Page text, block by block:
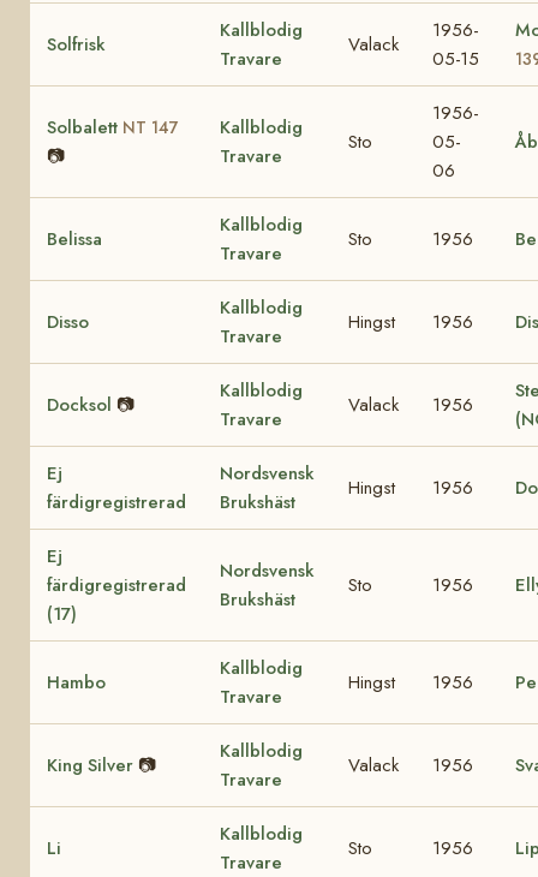
Solfrisk
Kallblodig
Travare
Valack
1956-
05-15
Solbalett NT 147
📷
Kallblodig
Travare
Sto
1956-
05-
06
Belissa
Kallblodig
Travare
Sto 1956
Disso
Kallblodig
Travare
Hingst 1956
Docksol 📷
Kallblodig
Travare
Valack 1956
Ej
färdigregistrerad
Nordsvensk
Brukshäst
Hingst 1956
Ej
färdigregistrerad
(17)
Nordsvensk
Brukshäst
Sto 1956
Hambo
Kallblodig
Travare
Hingst 1956
King Silver 📷
Kallblodig
Travare
Valack 1956
Li
Kallblodig
Travare
Sto 1956